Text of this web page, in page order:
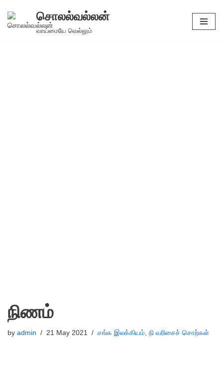
Skip
சொலல்வல்லன்
வாய்மையே வெல்லும்
நிணம்
by admin 21 May 2021 சங்க இலக்கியம், நி வரிசைச் சொற்கள்